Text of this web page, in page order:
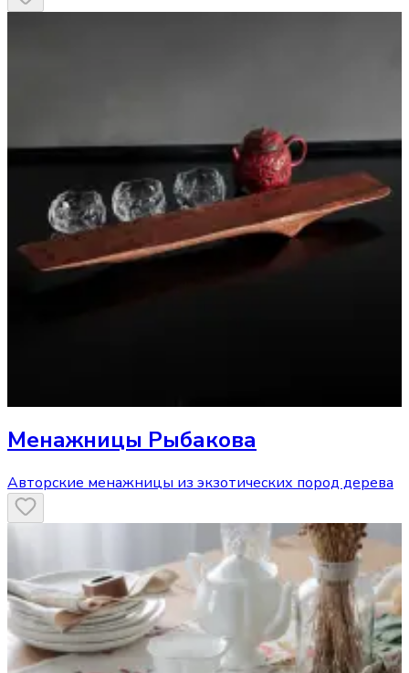
Менажницы Рыбакова
Авторские менажницы из экзотических пород дерева